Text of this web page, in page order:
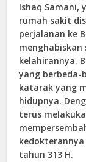
Ishaq Samani,
rumah sakit di
perjalanan ke
menghabiskan
kelahirannya.
yang berbeda-
katarak yang
hidupnya.
terus
tahun 313 H.